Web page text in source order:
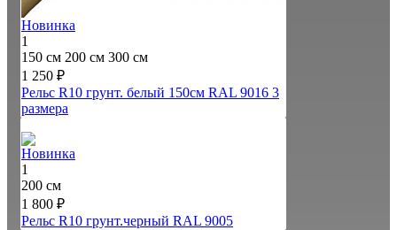
Новинка
1
150 см 200 см 300 см
1 250 ₽
Рельс R10 грунт. белый 150см RAL 9016 3
размера
Новинка
1
200 см
1 800 ₽
Рельс R10 грунт.черный RAL 9005